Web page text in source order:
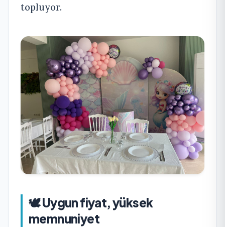
topluyor.
🕊 Uygun fiyat, yüksek
memnuniyet